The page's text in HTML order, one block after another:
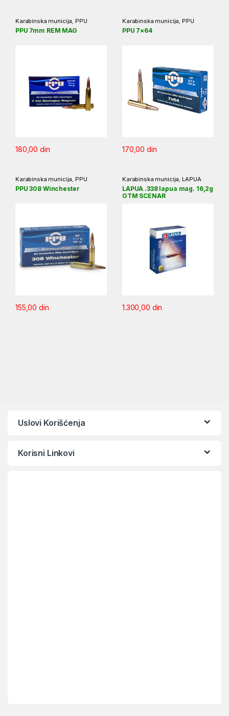
Karabinska municija, PPU
PPU 7mm REM MAG
180,00din
Karabinska municija, PPU
PPU 7×64
170,00din
Karabinska municija, PPU
PPU 308 Winchester
155,00din
Karabinska municija, LAPUA
LAPUA .338 lapua mag. 16,2g
OTM SCENAR
1.300,00 din
Uslovi Korišćenja
Korisni Linkovi